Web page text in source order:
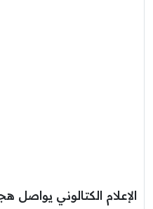
الإعلام الكتالوني